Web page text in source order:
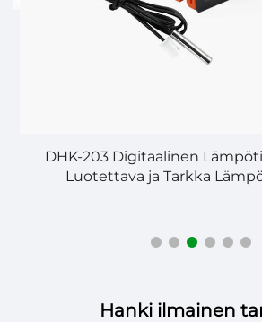
DHK-203 Digitaalinen
Luotettava ja Tarkka
Hanki ilmainen